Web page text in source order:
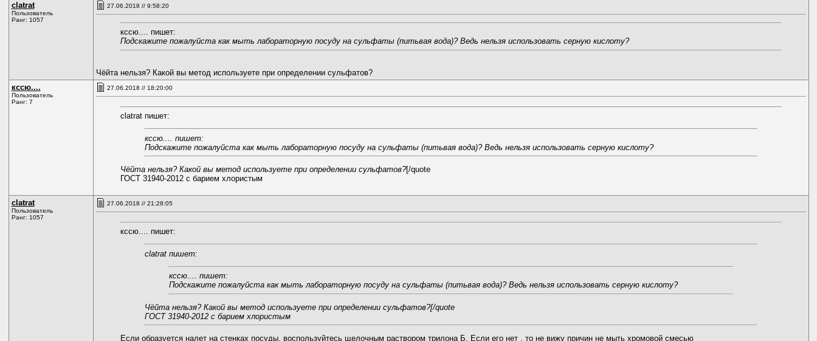
clatrat
Пользователь
Ранг: 1057
27.06.2018 // 9:58:20
кссю.... пишет:
Подскажите пожалуйста как мыть лабораторную посуду на сульфаты (питьвая вода)? Ведь нельзя использовать серную кислоту?
Чёйта нельзя? Какой вы метод используете при определении сульфатов?
кссю....
Пользователь
Ранг: 7
27.06.2018 // 18:20:00
clatrat пишет:
кссю.... пишет:
Подскажите пожалуйста как мыть лабораторную посуду на сульфаты (питьвая вода)? Ведь нельзя использовать серную кислоту?
Чёйта нельзя? Какой вы метод используете при определении сульфатов?[/quote
ГОСТ 31940-2012 с барием хлористым
clatrat
Пользователь
Ранг: 1057
27.06.2018 // 21:28:05
кссю.... пишет:
clatrat пишет:
кссю.... пишет:
Подскажите пожалуйста как мыть лабораторную посуду на сульфаты (питьвая вода)? Ведь нельзя использовать серную кислоту?
Чёйта нельзя? Какой вы метод используете при определении сульфатов?[/quote
ГОСТ 31940-2012 с барием хлористым
Если образуется налет на стенках посуды, воспользуйтесь щелочным раствором трилона Б. Если его нет , то не вижу причин не мыть хромовой смесью